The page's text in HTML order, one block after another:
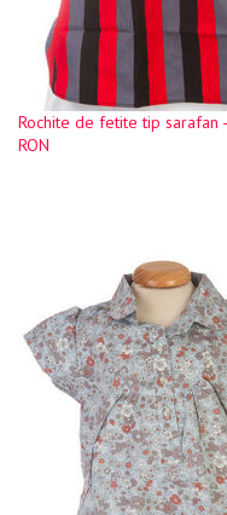
Rochite de fetite tip sarafan
RON